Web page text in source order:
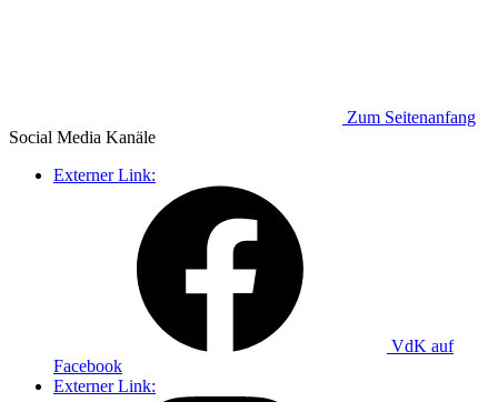
Zum Seitenanfang
Social Media Kanäle
Externer Link:
VdK auf
Facebook
Externer Link: